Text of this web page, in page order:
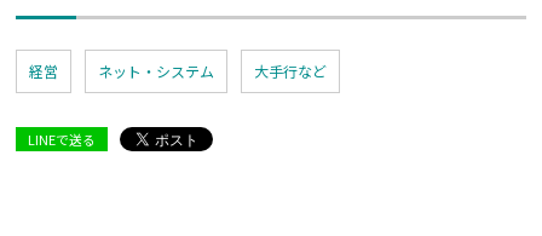
経営 ネット・システム 大手行など
LINEで送る